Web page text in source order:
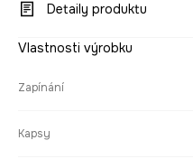
Detaily produktu
Vlastnosti výrobku
Zapínání
Kapsy